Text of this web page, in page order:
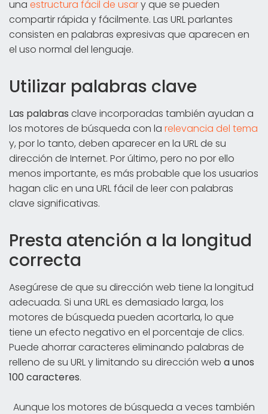
una estructura fácil de usary que se pueden
compartir rápida y fácilmente. Las URL parlantes
consisten en palabras expresivas que aparecen en
el uso normal del lenguaje.
Utilizar palabras clave
Las palabras clave incorporadas también ayudan a
los motores de búsqueda con la relevancia del tema
y, por lo tanto, deben aparecer en la URL de su
dirección de Internet. Por último, pero no por ello
menos importante, es más probable que los usuarios
hagan clic en una URL fácil de leer con palabras
clave significativas.
Presta atención a la longitud
correcta
Asegúrese de que su dirección web tiene la longitud
adecuada. Si una URL es demasiado larga, los
motores de búsqueda pueden acortarla, lo que
tiene un efecto negativo en el porcentaje de clics.
Puede ahorrar caracteres eliminando palabras de
relleno de su URL y limitando su dirección web a unos
100 caracteres.
Aunque los motores de búsqueda a veces también